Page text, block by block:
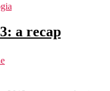
a recap